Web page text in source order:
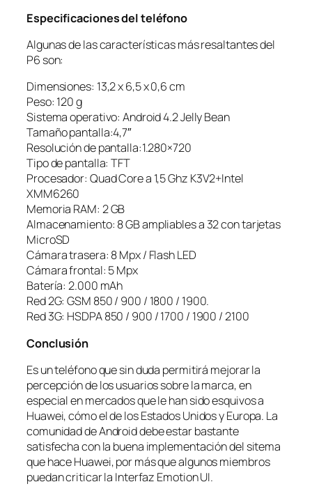
Especificaciones del teléfono
Algunas de las características más resaltantes del
P6 son:
Dimensiones: 13,2 x 6,5 x 0,6 cm
Peso: 120 g
Sistema operativo: Android 4.2 Jelly Bean
Tamaño pantalla:4,7″
Resolución de pantalla:1.280×720
Tipo de pantalla: TFT
Procesador: Quad Core a 1,5 Ghz K3V2+Intel
XMM6260
Memoria RAM: 2 GB
Almacenamiento: 8 GB ampliables a 32 con tarjetas
MicroSD
Cámara trasera: 8 Mpx / Flash LED
Cámara frontal: 5 Mpx
Batería: 2.000 mAh
Red 2G: GSM 850 / 900 / 1800 / 1900.
Red 3G: HSDPA 850 / 900 / 1700 / 1900 / 2100
Conclusión
Es un teléfono que sin duda permitirá mejorar la
percepción de los usuarios sobre la marca, en
especial en mercados que le han sido esquivos a
Huawei, cómo el de los Estados Unidos y Europa. La
comunidad de Android debe estar bastante
satisfecha con la buena implementación del sitema
que hace Huawei, por más que algunos miembros
puedan criticar la Interfaz Emotion UI.